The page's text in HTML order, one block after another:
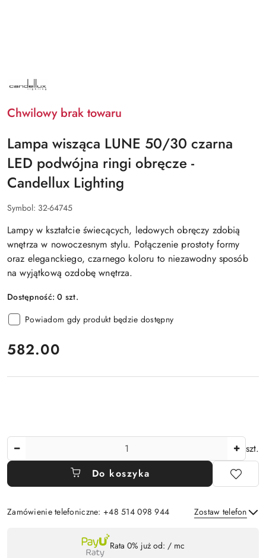
NAZWA
PRODUCENTA:
LIGHTING
Chwilowy brak towaru
Lampa wisząca LUNE 50/30 czarna
LED podwójna ringi obręcze -
Candellux Lighting
Symbol: 32-64745
Lampy w kształcie świecących, ledowych obręczy zdobią
wnętrza w nowoczesnym stylu. Połączenie prostoty formy
oraz eleganckiego, czarnego koloru to niezawodny sposób
na wyjątkową ozdobę wnętrza.
Dostępność:0 szt.
Powiadom gdy produkt będzie dostępny
cena:
582.00
szt.
Do koszyka
Zamówienie telefoniczne: +48 514 098 944 Zostaw telefon
Rata 0% już od: / mc